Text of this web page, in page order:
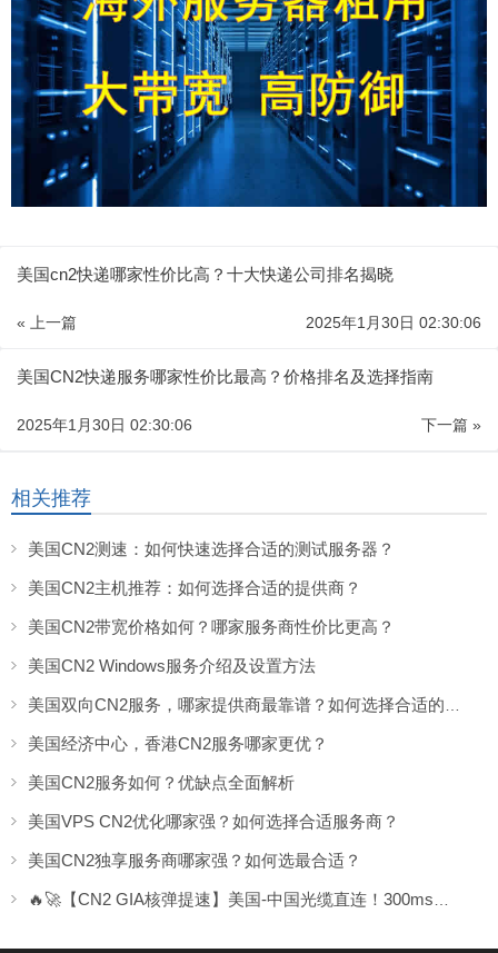
美国cn2快递哪家性价比高？十大快递公司排名揭晓
« 上一篇 2025年1月30日 02:30:06
美国CN2快递服务哪家性价比最高？价格排名及选择指南
下一篇 »
2025年1月30日 02:30:06
相关推荐
美国CN2测速：如何快速选择合适的测试服务器？
美国CN2主机推荐：如何选择合适的提供商？
美国CN2带宽价格如何？哪家服务商性价比更高？
美国CN2 Windows服务介绍及设置方法
美国经济中心，香港CN2服务哪家更优？
美国CN2服务如何？优缺点全面解析
美国VPS CN2优化哪家强？如何选择合适服务商？
美国CN2独享服务商哪家强？如何选最合适？